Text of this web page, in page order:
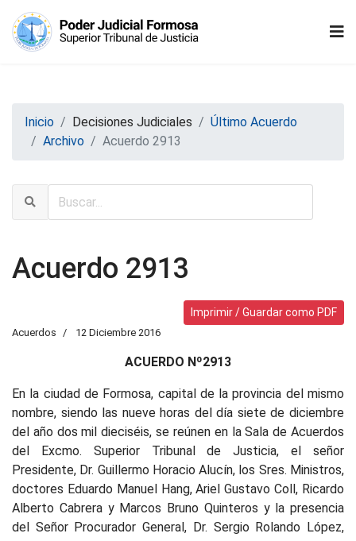
Inicio Decisiones Judiciales
Último Acuerdo
Archivo
Acuerdo 2913
Acuerdo 2913
Imprimir / Guardar como PDF
Acuerdos 12 Diciembre 2016
ACUERDO Nº2913
En la ciudad de Formosa, capital de la provincia del mismo
nombre, siendo las nueve horas del día siete de diciembre
del año dos mil dieciséis, se reúnen en la Sala de Acuerdos
del Excmo. Superior Tribunal de Justicia, el señor
Presidente, Dr. Guillermo Horacio Alucín, los Sres. Ministros,
doctores Eduardo Manuel Hang, Ariel Gustavo Coll, Ricardo
Alberto Cabrera y Marcos Bruno Quinteros y la presencia
del Señor Procurador General, Dr. Sergio Rolando López,